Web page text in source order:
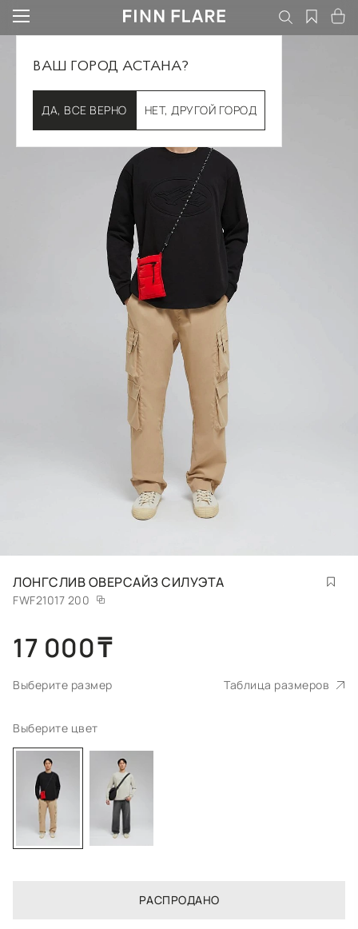
ВАШ ГОРОД АСТАНА?
ДА, ВСЕ ВЕРНО НЕТ, ДРУГОЙ ГОРОД
ЛОНГСЛИВ ОВЕРСАЙЗ СИЛУЭТА
FWF21017 200
17 000₸
Выберите размер Таблица размеров
Выберите цвет
РАСПРОДАНО